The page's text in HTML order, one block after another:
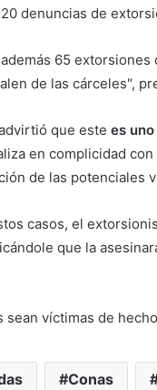
denuncias de
65
de las cárceles",
que este es
en complicidad
de las potenciales
casos, el
que la
sean víctimas de
Conas